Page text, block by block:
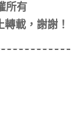
所有
載，謝謝！